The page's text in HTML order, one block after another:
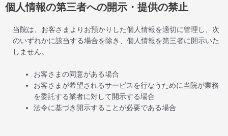
個人情報の第三者への開示・提供の禁止
当院は、お客さまよりお預かりした個人情報を適切に管理し、次
のいずれかに該当する場合を除き、個人情報を第三者に開示いた
しません。
お客さまの同意がある場合
お客さまが希望されるサービスを行なうために当院が業務
を委託する業者に対して開示する場合
法令に基づき開示することが必要である場合